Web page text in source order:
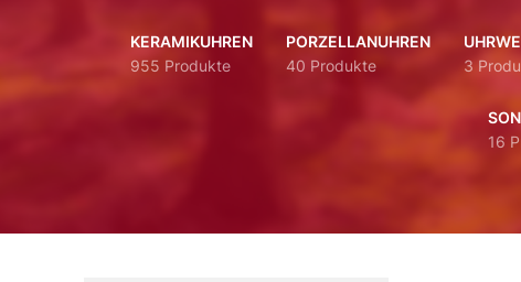
KERAMIKUHREN
955 Produkte
PORZELLANUHREN
40 Produkte
3
16